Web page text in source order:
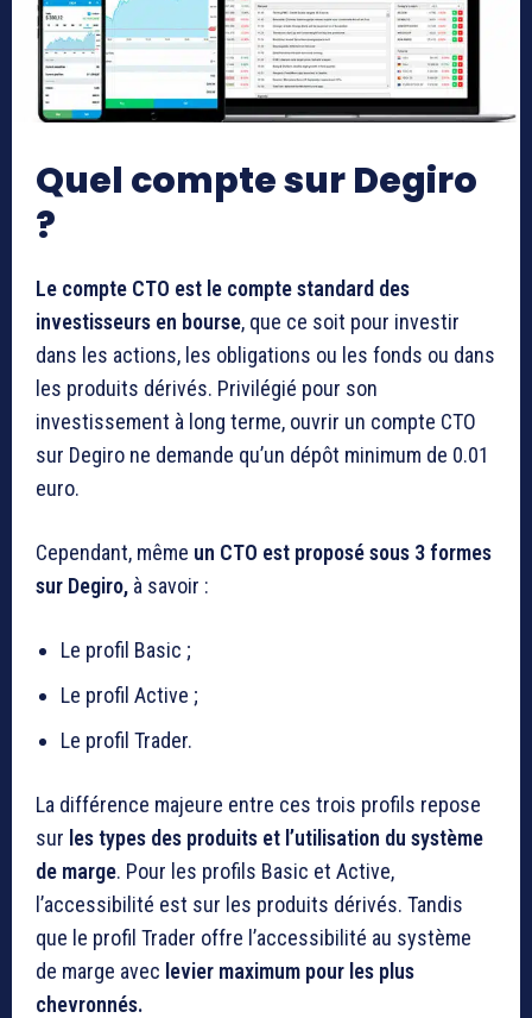
Quel compte sur Degiro
?
Le compte CTO est le compte standard des
investisseurs en bourse, que ce soit pour investir
dans les actions, les obligations ou les fonds ou dans
les produits dérivés. Privilégié pour son
investissement à long terme, ouvrir un compte CTO
sur Degiro ne demande qu’un dépôt minimum de 0.01
euro.
Cependant, même un CTO est proposé sous 3 formes
sur Degiro, à savoir :
Le profil Basic ;
Le profil Active ;
Le profil Trader.
La différence majeure entre ces trois profils repose
sur les types des produits et l’utilisation du système
de marge. Pour les profils Basic et Active,
l’accessibilité est sur les produits dérivés. Tandis
que le profil Trader offre l’accessibilité au système
de marge avec levier maximum pour les plus
chevronnés.